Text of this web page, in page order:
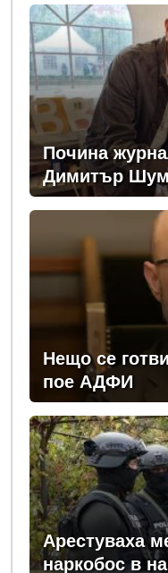
Почина
Димитър
Нещо се
пое АДФИ
Арестуваха
наркобос в